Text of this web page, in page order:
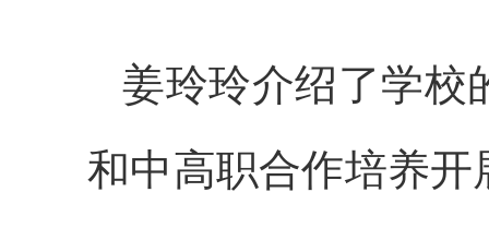
姜玲玲介绍了学校
和中高职合作培养